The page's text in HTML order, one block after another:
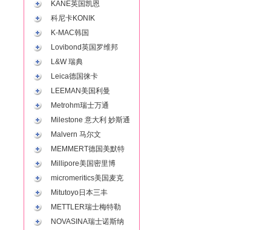
KANE英国凯恩
科尼卡KONIK
K-MAC韩国
Lovibond英国罗维邦
L&W 瑞典
Leica德国徕卡
LEEMAN美国利曼
Metrohm瑞士万通
Milestone 意大利 妙斯通
Malvern 马尔文
MEMMERT德国美默特
Millipore美国密里博
micromeritics美国麦克
Mitutoyo日本三丰
METTLER瑞士梅特勒
NOVASINA瑞士诺斯纳